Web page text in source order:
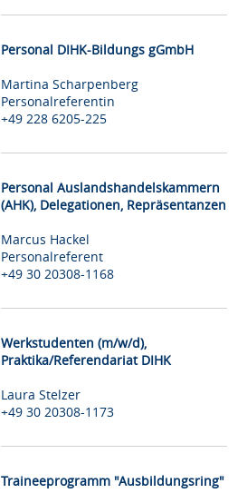
Personal DIHK-Bildungs gGmbH
Martina Scharpenberg
Personalreferentin
+49 228 6205-225
Personal Auslandshandelskammern
(AHK), Delegationen, Repräsentanzen
Marcus Hackel
Personalreferent
+49 30 20308-1168
Werkstudenten (m/w/d),
Praktika/Referendariat DIHK
Laura Stelzer
+49 30 20308-1173
Traineeprogramm "Ausbildungsring"